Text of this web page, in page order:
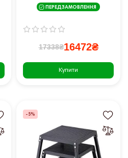
червоний
ПЕРЕДЗАМОВЛЕННЯ
17338₴16472₴
Купити
-5%